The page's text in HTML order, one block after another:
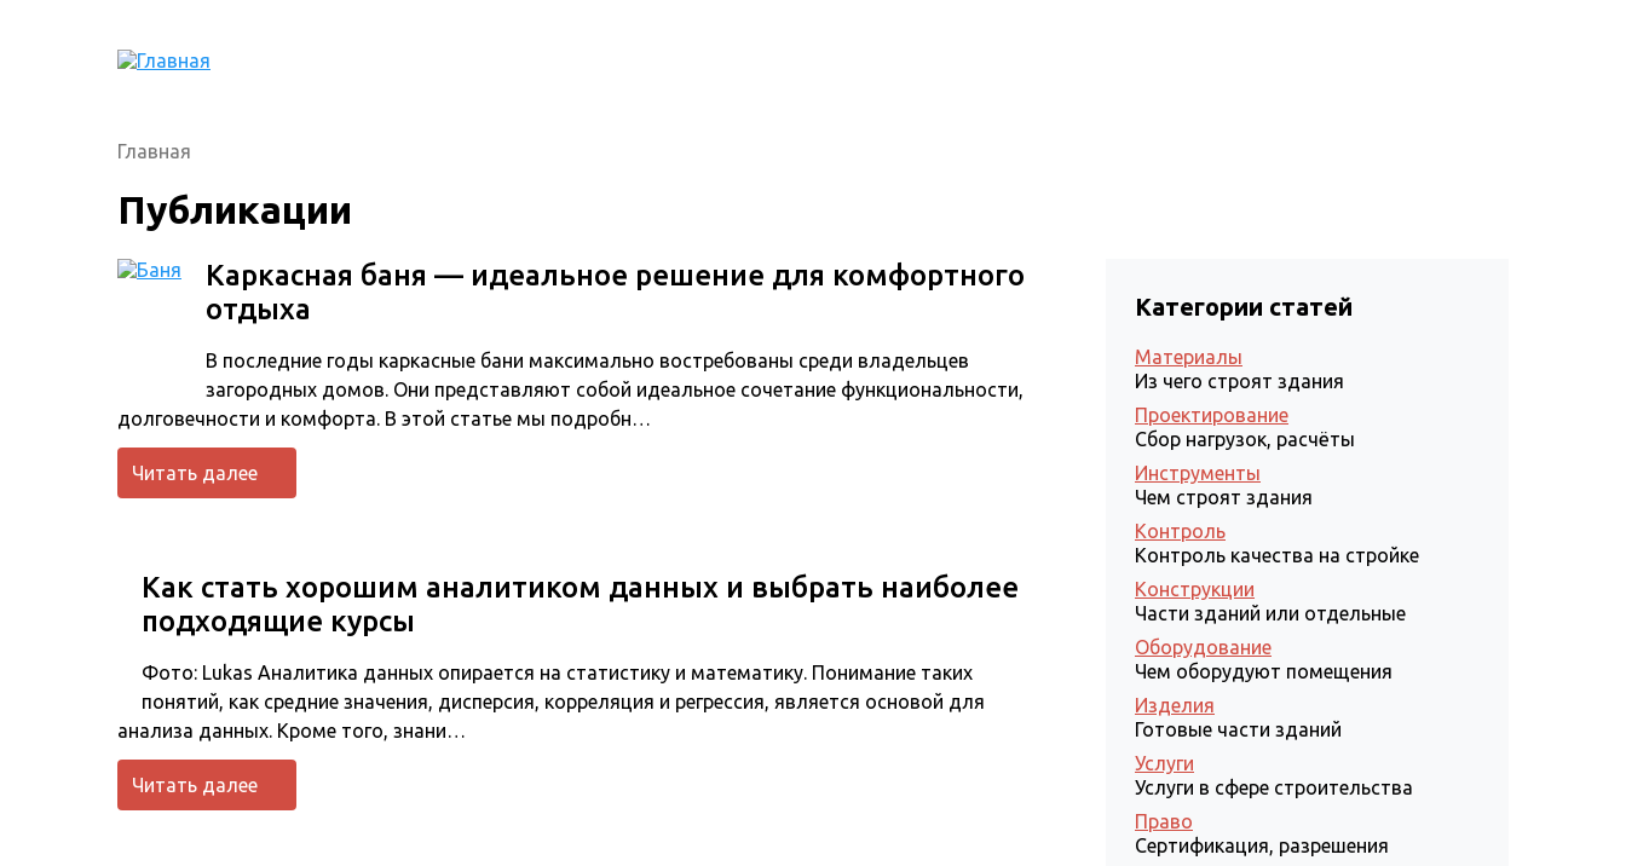
Главная
Публикации
Каркасная баня — идеальное решение для комфортного
отдыха
В последние годы каркасные бани максимально востребованы среди владельцев
загородных домов. Они представляют собой идеальное сочетание функциональности,
долговечности и комфорта. В этой статье мы подробн…
Читать далее
Как стать хорошим аналитиком данных и выбрать наиболее
подходящие курсы
Фото: Lukas Аналитика данных опирается на статистику и математику. Понимание таких
понятий, как средние значения, дисперсия, корреляция и регрессия, является основой для
анализа данных. Кроме того, знани…
Читать далее
Категории статей
Материалы
Из чего строят здания
Проектирование
Сбор нагрузок, расчёты
Инструменты
Чем строят здания
Контроль
Контроль качества на стройке
Конструкции
Части зданий или отдельные
Оборудование
Чем оборудуют помещения
Изделия
Готовые части зданий
Услуги
Услуги в сфере строительства
Право
Сертификация, разрешения